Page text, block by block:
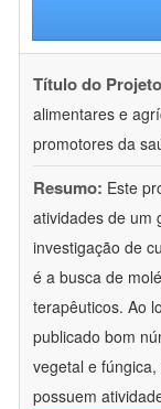
Título do
alimentares e
promotores da
Resumo: Este
atividades de um
investigação de
é a busca de
terapêuticos. Ao
publicado bom
vegetal e
possuem